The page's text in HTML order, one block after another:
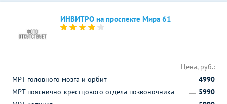
ИНВИТРО на проспекте Мира 61
Цена, руб.:
МРТ головного мозга и орбит
4990
МРТ пояснично-крестцового отдела позвоночника
5990